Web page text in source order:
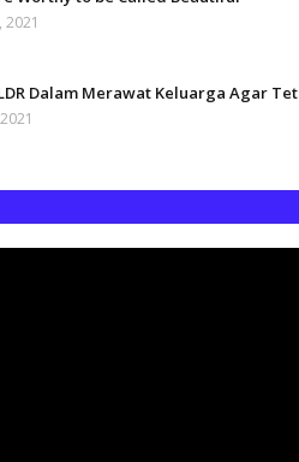
2021
Dalam Merawat Keluarga Agar